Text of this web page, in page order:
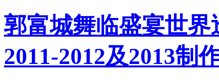
郭富城舞临盛宴世
2011-2012及2013制